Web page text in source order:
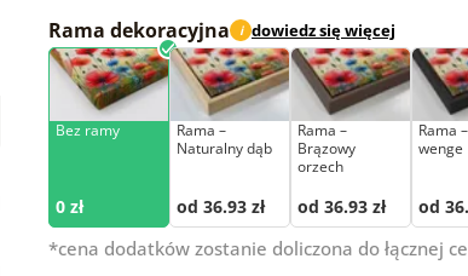
Rama dekoracyjna i dowiedz się więcej
Bez ramy
0 zł
Rama –
Naturalny dąb
od 36.93 zł
Rama –
Brązowy
orzech
od 36.93 zł
Rama
wenge
od
*cena dodatków zostanie doliczona do łącznej